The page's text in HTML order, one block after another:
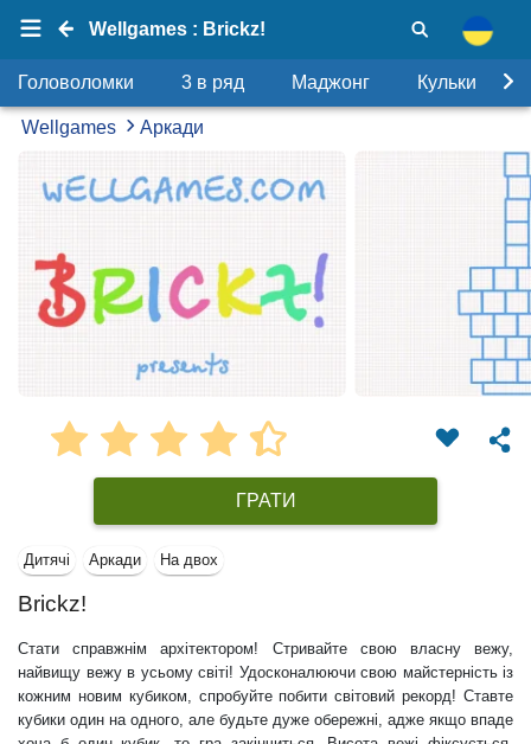
Wellgames : Brickz!
Головоломки 3 в ряд Маджонг Кульки
Wellgames Аркади
ГРАТИ
Дитячі Аркади На двох
Brickz!
Стати справжнім архітектором! Стривайте свою власну вежу,
найвищу вежу в усьому світі! Удосконалюючи свою майстерність із
кожним новим кубиком, спробуйте побити світовий рекорд! Ставте
кубики один на одного, але будьте дуже обережні, адже якщо впаде